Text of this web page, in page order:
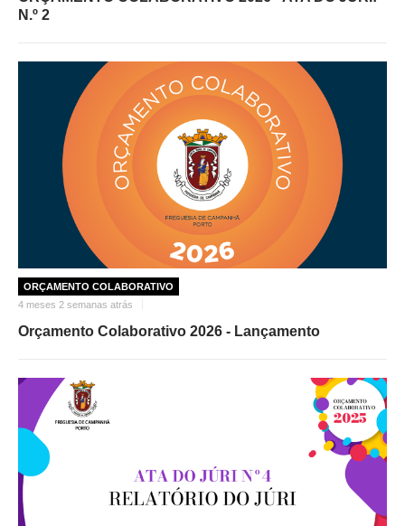
N.º 2
ORÇAMENTO COLABORATIVO
4 meses 2 semanas atrás
Orçamento Colaborativo 2026 - Lançamento